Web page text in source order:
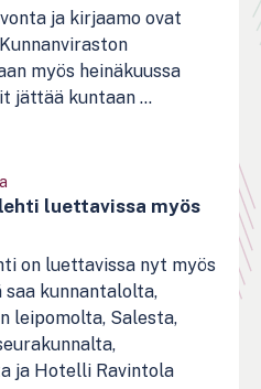
ja kirjaamo ovat
myös heinäkuussa
jättää kuntaan ...
luettavissa myös
on luettavissa nyt myös
saa kunnantalolta,
leipomolta, Salesta,
ja Hotelli Ravintola